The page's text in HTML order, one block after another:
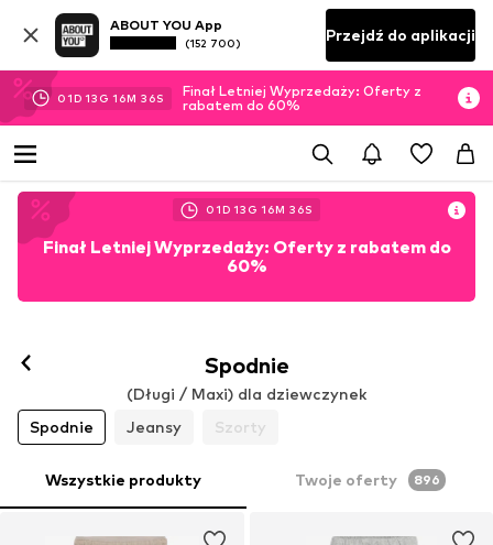
ABOUT YOU App
(152 700) Przejdź do aplikacji
01D 13 G 16M 34S
Finał Letniej Wyprzedaży: Oferty z
rabatem do 60%
01D 13 G 16M 34S
Finał Letniej Wyprzedaży: Oferty z rabatem do
60%
Spodnie
(Długi / Maxi) dla dziewczynek
Spodnie
Jeansy Szorty
Wszystkie produkty Twoje oferty 896